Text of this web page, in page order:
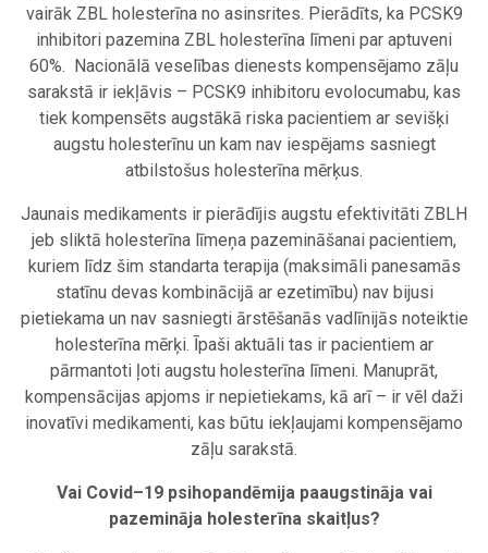
vairāk ZBL holesterīna no asinsrites. Pierādīts, ka PCSK9
inhibitori pazemina ZBL holesterīna līmeni par aptuveni
60%. Nacionālā veselības dienests kompensējamo zāļu
sarakstā ir iekļāvis – PCSK9 inhibitoru evolocumabu, kas
tiek kompensēts augstākā riska pacientiem ar sevišķi
augstu holesterīnu un kam nav iespējams sasniegt
atbilstošus holesterīna mērķus.
Jaunais medikaments ir pierādījis augstu efektivitāti ZBLH
jeb sliktā holesterīna līmeņa pazemināšanai pacientiem,
kuriem līdz šim standarta terapija (maksimāli panesamās
statīnu devas kombinācijā ar ezetimību) nav bijusi
pietiekama un nav sasniegti ārstēšanās vadlīnijās noteiktie
holesterīna mērķi. Īpaši aktuāli tas ir pacientiem ar
pārmantoti ļoti augstu holesterīna līmeni. Manuprāt,
kompensācijas apjoms ir nepietiekams, kā arī – ir vēl daži
inovatīvi medikamenti, kas būtu iekļaujami kompensējamo
zāļu sarakstā.
Vai Covid–19 psihopandēmija paaugstināja vai
pazemināja holesterīna skaitļus?